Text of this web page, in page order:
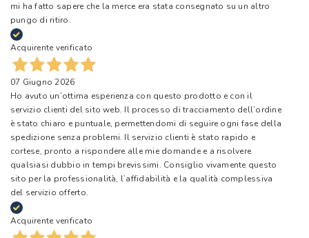
mi ha fatto sapere che la merce era stata consegnato su un altro
pungo di ritiro.
Acquirente verificato
07 Giugno 2026
Ho avuto un’ottima esperienza con questo prodotto e con il
servizio clienti del sito web. Il processo di tracciamento dell’ordine
è stato chiaro e puntuale, permettendomi di seguire ogni fase della
spedizione senza problemi. Il servizio clienti è stato rapido e
cortese, pronto a rispondere alle mie domande e a risolvere
qualsiasi dubbio in tempi brevissimi. Consiglio vivamente questo
sito per la professionalità, l’affidabilità e la qualità complessiva
del servizio offerto.
Acquirente verificato